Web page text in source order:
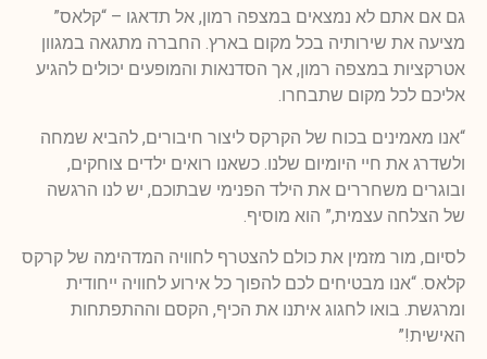
גם אם אתם לא נמצאים במצפה רמון, אל תדאגו – “קלאס”
מציעה את שירותיה בכל מקום בארץ. החברה מתגאה במגוון
אטרקציות במצפה רמון, אך הסדנאות והמופעים יכולים להגיע
אליכם לכל מקום שתבחרו.
“אנו מאמינים בכוח של הקרקס ליצור חיבורים, להביא שמחה
ולשדרג את חיי היומיום שלנו. כשאנו רואים ילדים צוחקים,
ובוגרים משחררים את הילד הפנימי שבתוכם, יש לנו הרגשה
של הצלחה עצמית,” הוא מוסיף.
לסיום, מור מזמין את כולם להצטרף לחוויה המדהימה של קרקס
קלאס. “אנו מבטיחים לכם להפוך כל אירוע לחוויה ייחודית
ומרגשת. בואו לחגוג איתנו את הכיף, הקסם וההתפתחות
האישית!”